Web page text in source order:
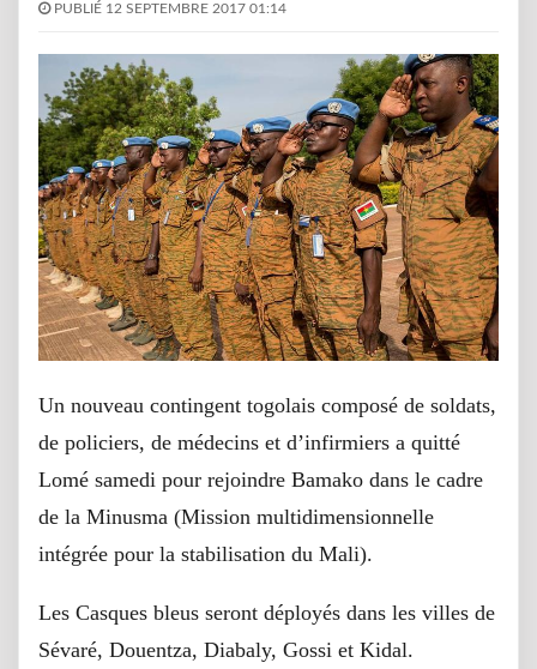
PUBLIÉ 12 SEPTEMBRE 2017 01:14
Un nouveau contingent togolais composé de soldats,
de policiers, de médecins et d’infirmiers a quitté
Lomé samedi pour rejoindre Bamako dans le cadre
de la Minusma (Mission multidimensionnelle
intégrée pour la stabilisation du Mali).
Les Casques bleus seront déployés dans les villes de
Sévaré, Douentza, Diabaly, Gossi et Kidal.